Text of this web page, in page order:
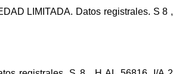
LIMITADA. Datos registrales. S 8 ,